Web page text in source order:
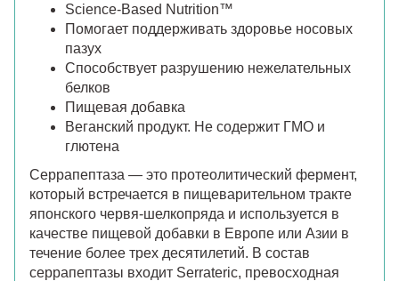
Science-Based Nutrition™
Помогает поддерживать здоровье носовых
пазух
Способствует разрушению нежелательных
белков
Пищевая добавка
Веганский продукт. Не содержит ГМО и
глютена
Серрапептаза — это протеолитический фермент,
который встречается в пищеварительном тракте
японского червя-шелкопряда и используется в
качестве пищевой добавки в Европе или Азии в
течение более трех десятилетий. В состав
серрапептазы входит Serrateric, превосходная